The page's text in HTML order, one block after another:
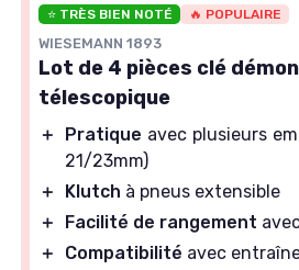
⭐ TRÈS BIEN NOTÉ 🔥 POPULAIRE
WIESEMANN 1893
Lot de 4 pièces clé
télescopique
＋ Pratique avec plusieurs
21/23mm)
＋
Klutch à pneus extensible
＋
Facilité de rangement
＋
Compatibilité avec